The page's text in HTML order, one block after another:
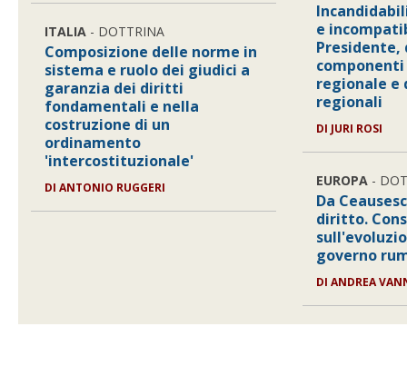
ITALIA - DOTTRINA
Composizione delle norme in
sistema e ruolo dei giudici a
garanzia dei diritti
fondamentali e nella
costruzione di un
ordinamento
'intercostituzionale'
DI ANTONIO RUGGERI
e
regionale e
regionali
DI JURI ROSI
EUROPA -
Da
diritto.
governo
DI ANDREA